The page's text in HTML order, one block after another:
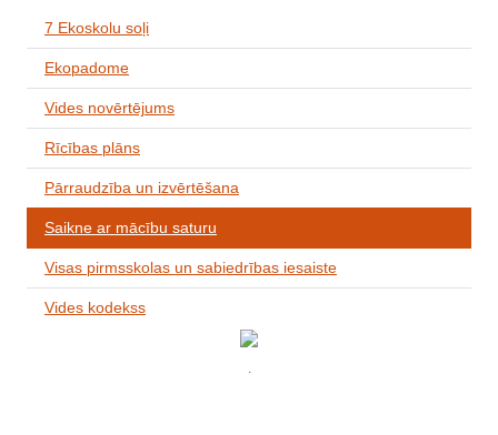
7 Ekoskolu soļi
Ekopadome
Vides novērtējums
Rīcības plāns
Pārraudzība un izvērtēšana
Saikne ar mācību saturu
Visas pirmsskolas un sabiedrības iesaiste
Vides kodekss
.